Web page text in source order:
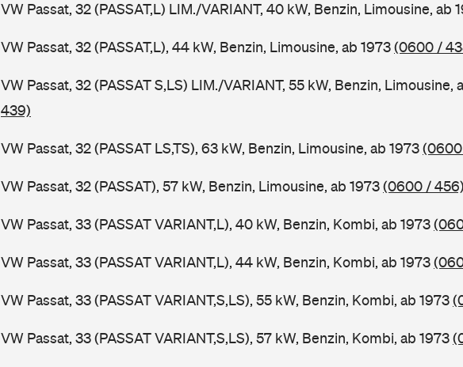
VW Passat, 32 (PASSAT,L) LIM./VARIANT, 40 kW, Benzin, Limousine, ab
VW Passat, 32 (PASSAT,L), 44 kW, Benzin, Limousine, ab 1973(0600 /
VW Passat, 32 (PASSAT S,LS) LIM./VARIANT, 55 kW, Benzin, Limousine,
439)
VW Passat, 32 (PASSAT LS,TS), 63 kW, Benzin, Limousine, ab 1973
VW Passat, 32 (PASSAT), 57 kW, Benzin, Limousine, ab 1973(0600 / 456)
VW Passat, 33 (PASSAT VARIANT,L), 40 kW, Benzin, Kombi, ab 1973
VW Passat, 33 (PASSAT VARIANT,L), 44 kW, Benzin, Kombi, ab 1973
VW Passat, 33 (PASSAT VARIANT,S,LS), 55 kW, Benzin, Kombi, ab 1973
VW Passat, 33 (PASSAT VARIANT,S,LS), 57 kW, Benzin, Kombi, ab 1973